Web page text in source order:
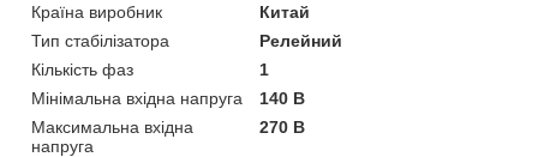
Країна виробник
Китай
Тип стабілізатора
Релейний
Кількість фаз
1
Мінімальна вхідна напруга
140 В
Максимальна вхідна
напруга
270 В